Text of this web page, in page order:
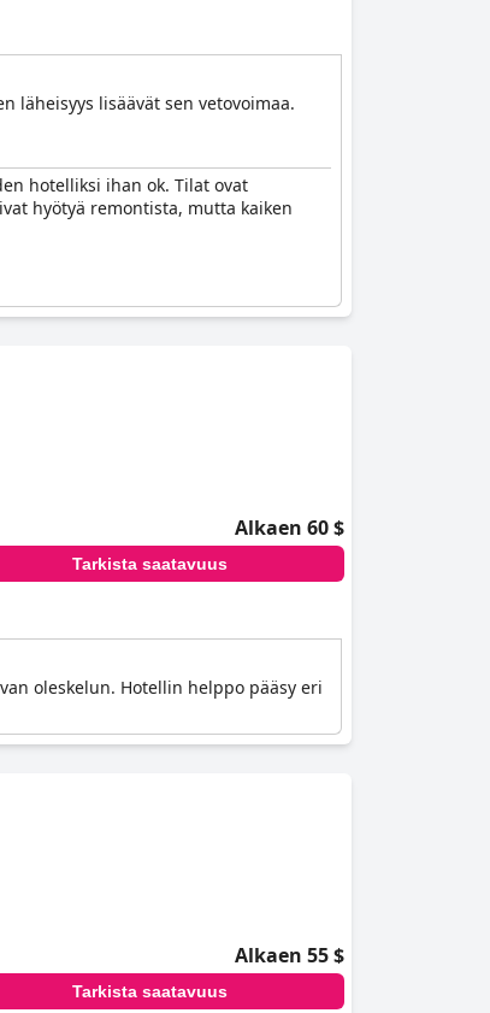
läheisyys lisäävät sen vetovoimaa.
hotelliksi ihan ok. Tilat ovat
hyötyä remontista, mutta kaiken
Alkaen 60 $
Tarkista saatavuus
oleskelun. Hotellin helppo pääsy eri
Alkaen 55 $
Tarkista saatavuus